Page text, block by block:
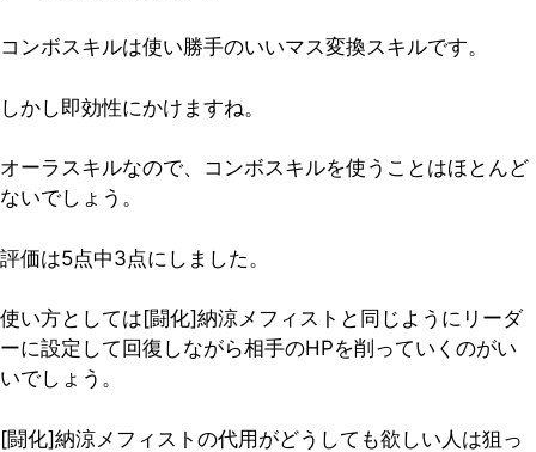
コンボスキルは使い勝手のいいマス変換スキルです。
しかし即効性にかけますね。
オーラスキルなので、コンボスキルを使うことはほとんど
ないでしょう。
評価は5点中3点にしました。
使い方としては[闘化]納涼メフィストと同じようにリーダ
ーに設定して回復しながら相手のHPを削っていくのがい
いでしょう。
[闘化]納涼メフィストの代用がどうしても欲しい人は狙っ